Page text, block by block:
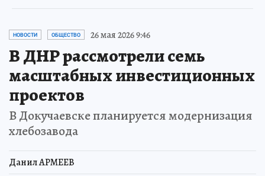
НОВОСТИ ОБЩЕСТВО 26 мая 2026 9:46
В ДНР рассмотрели семь
масштабных инвестиционных
проектов
В Докучаевске планируется модернизация
хлебозавода
Данил АРМЕЕВ